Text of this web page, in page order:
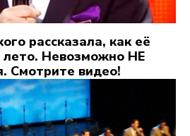
рассказала, как её
лето. Невозможно НЕ
Смотрите видео!